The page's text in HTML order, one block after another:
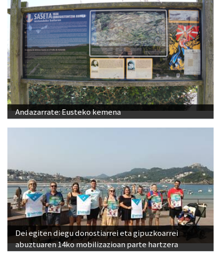
Andazarrate: Eusteko kemena
Dei egiten diegu donostiarrei eta gipuzkoarrei
abuztuaren 14ko mobilizazioan parte hartzera